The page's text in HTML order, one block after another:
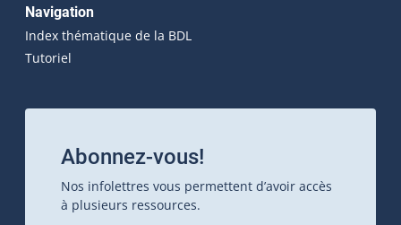
Navigation
Index thématique de la BDL
Tutoriel
Abonnez-vous!
Nos infolettres vous permettent d’avoir accès
à plusieurs ressources.